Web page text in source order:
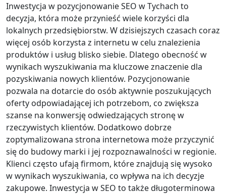
Inwestycja w pozycjonowanie SEO w Tychach to
decyzja, która może przynieść wiele korzyści dla
lokalnych przedsiębiorstw. W dzisiejszych czasach coraz
więcej osób korzysta z internetu w celu znalezienia
produktów i usług blisko siebie. Dlatego obecność w
wynikach wyszukiwania ma kluczowe znaczenie dla
pozyskiwania nowych klientów. Pozycjonowanie
pozwala na dotarcie do osób aktywnie poszukujących
oferty odpowiadającej ich potrzebom, co zwiększa
szanse na konwersję odwiedzających stronę w
rzeczywistych klientów. Dodatkowo dobrze
zoptymalizowana strona internetowa może przyczynić
się do budowy marki i jej rozpoznawalności w regionie.
Klienci często ufają firmom, które znajdują się wysoko
w wynikach wyszukiwania, co wpływa na ich decyzje
zakupowe. Inwestycja w SEO to także długoterminowa